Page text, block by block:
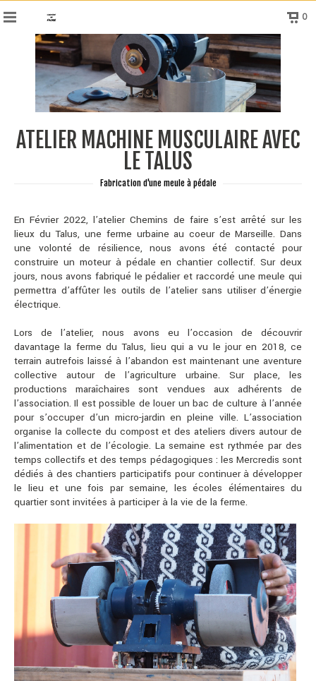
0
ATELIER MACHINE MUSCULAIRE AVEC
LE TALUS
Fabrication d'une meule à pédale
En Février 2022, l’atelier Chemins de faire s’est arrêté sur les
lieux du Talus, une ferme urbaine au coeur de Marseille. Dans
une volonté de résilience, nous avons été contacté pour
construire un moteur à pédale en chantier collectif. Sur deux
jours, nous avons fabriqué le pédalier et raccordé une meule qui
permettra d’affûter les outils de l’atelier sans utiliser d’énergie
électrique.
Lors de l’atelier, nous avons eu l’occasion de découvrir
davantage la ferme du Talus, lieu qui a vu le jour en 2018, ce
terrain autrefois laissé à l’abandon est maintenant une aventure
collective autour de l’agriculture urbaine. Sur place, les
productions maraîchaires sont vendues aux adhérents de
l’association. Il est possible de louer un bac de culture à l’année
pour s’occuper d’un micro-jardin en pleine ville. L’association
organise la collecte du compost et des ateliers divers autour de
l’alimentation et de l’écologie. La semaine est rythmée par des
temps collectifs et des temps pédagogiques : les Mercredis sont
dédiés à des chantiers participatifs pour continuer à développer
le lieu et une fois par semaine, les écoles élémentaires du
quartier sont invitées à participer à la vie de la ferme.